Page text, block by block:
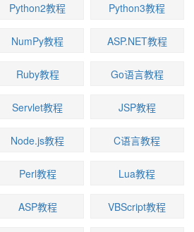
Python2教程 Python3教程
NumPy教程 ASP.NET教程
Ruby教程 Go语言教程
Servlet教程 JSP教程
Node.js教程 C语言教程
Perl教程 Lua教程
ASP教程 VBScript教程